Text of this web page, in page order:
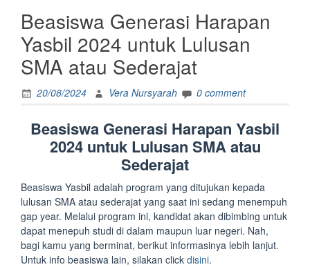
Beasiswa Generasi Harapan
Yasbil 2024 untuk Lulusan
SMA atau Sederajat
20/08/2024 Vera Nursyarah 0 comment
Beasiswa Generasi Harapan Yasbil
2024 untuk Lulusan SMA atau
Sederajat
Beasiswa Yasbil adalah program yang ditujukan kepada
lulusan SMA atau sederajat yang saat ini sedang menempuh
gap year. Melalui program ini, kandidat akan dibimbing untuk
dapat menepuh studi di dalam maupun luar negeri. Nah,
bagi kamu yang berminat, berikut informasinya lebih lanjut.
Untuk info beasiswa lain, silakan click disini.